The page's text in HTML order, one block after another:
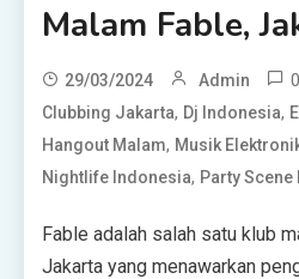
Malam Fable,
29/03/2024 Admin 0
Clubbing Jakarta, Dj Indonesia,
Hangout Malam, Musik
Nightlife Indonesia, Party Scene
Fable adalah salah satu klub
Jakarta yang menawarkan